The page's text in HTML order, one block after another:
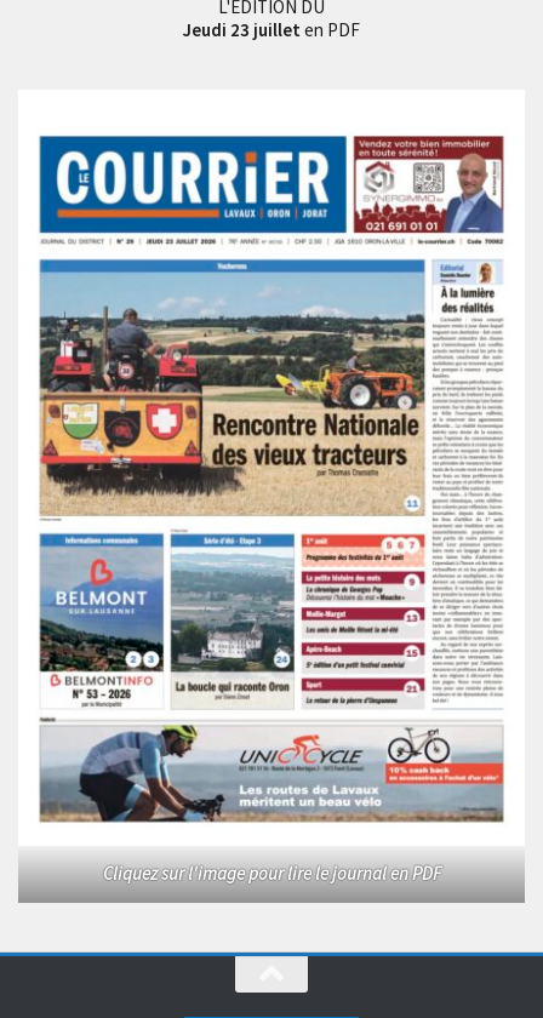
L'EDITION DU
Jeudi 23 juillet en PDF
Cliquez sur l'image pour lire le journal en PDF